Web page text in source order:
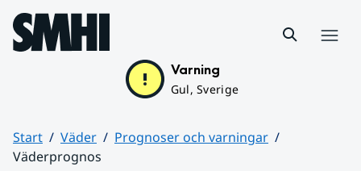
Hoppa till sidans innehåll
Varning
Gul, Sverige
Start Väder
Prognoser och varningar
Väderprognos